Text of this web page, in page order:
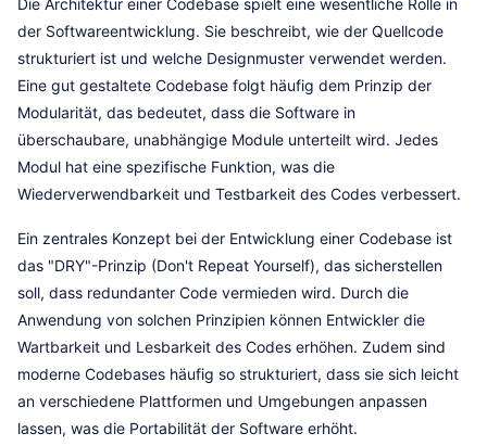
Die Architektur einer Codebase spielt eine wesentliche Rolle in
der Softwareentwicklung. Sie beschreibt, wie der Quellcode
strukturiert ist und welche Designmuster verwendet werden.
Eine gut gestaltete Codebase folgt häufig dem Prinzip der
Modularität, das bedeutet, dass die Software in
überschaubare, unabhängige Module unterteilt wird. Jedes
Modul hat eine spezifische Funktion, was die
Wiederverwendbarkeit und Testbarkeit des Codes verbessert.
Ein zentrales Konzept bei der Entwicklung einer Codebase ist
das "DRY"-Prinzip (Don't Repeat Yourself), das sicherstellen
soll, dass redundanter Code vermieden wird. Durch die
Anwendung von solchen Prinzipien können Entwickler die
Wartbarkeit und Lesbarkeit des Codes erhöhen. Zudem sind
moderne Codebases häufig so strukturiert, dass sie sich leicht
an verschiedene Plattformen und Umgebungen anpassen
lassen, was die Portabilität der Software erhöht.